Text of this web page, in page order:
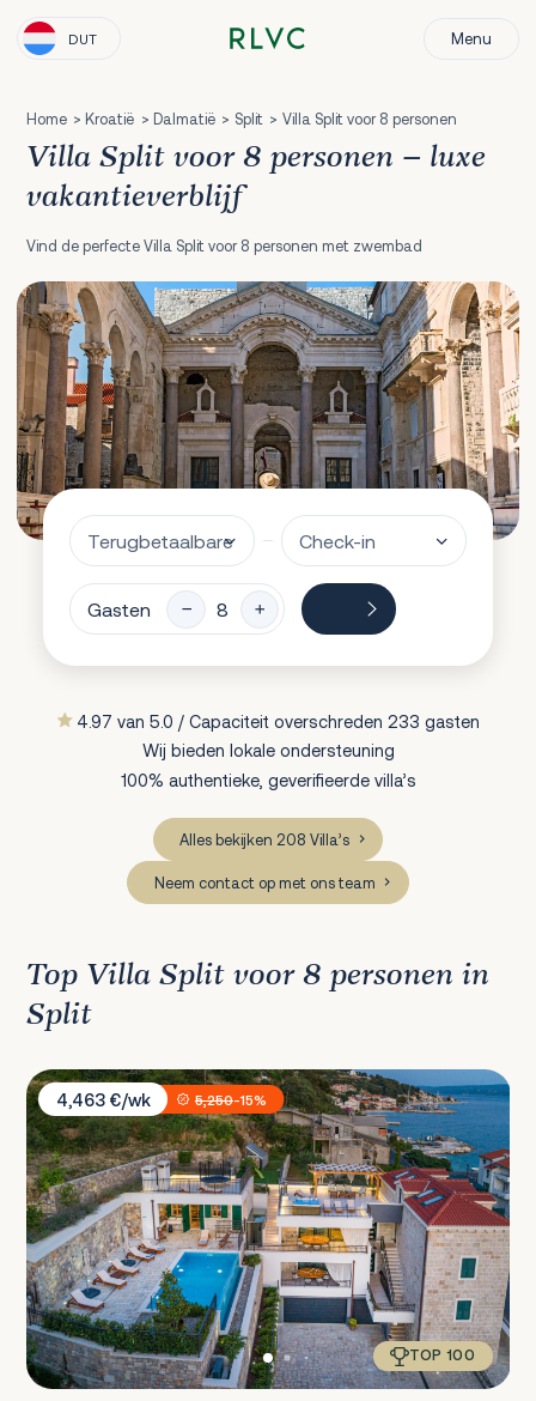
DUT Menu
Home Kroatië Dalmatië Split Villa Split voor 8 personen
Villa Split voor 8 personen – luxe
vakantieverblijf
Vind de perfecte Villa Split voor 8 personen met zwembad
Gasten
4.97 van 5.0 / Capaciteit overschreden 233 gasten
Wij bieden lokale ondersteuning
100% authentieke, geverifieerde villa’s
Alles bekijken 208 Villa’s
Neem contact op met ons team
Top Villa Split voor 8 personen in
Split
Villa Mladenka
4,463 €/wk
5,250-15%
TOP 100